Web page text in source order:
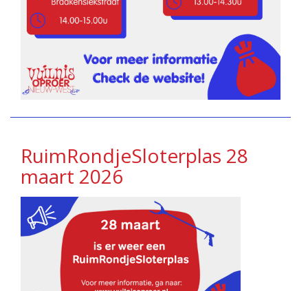
RuimRondjeSloterplas 28
maart 2026